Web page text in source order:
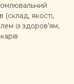
якості,
із здоров’ям,